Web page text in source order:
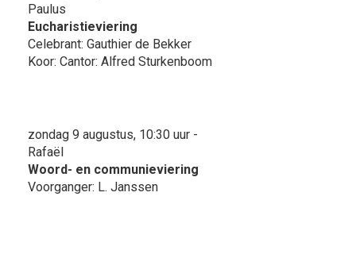
Paulus
Eucharistieviering
Celebrant: Gauthier de Bekker
Koor: Cantor: Alfred Sturkenboom
zondag 9 augustus, 10:30 uur -
Rafaël
Woord- en communieviering
Voorganger: L. Janssen